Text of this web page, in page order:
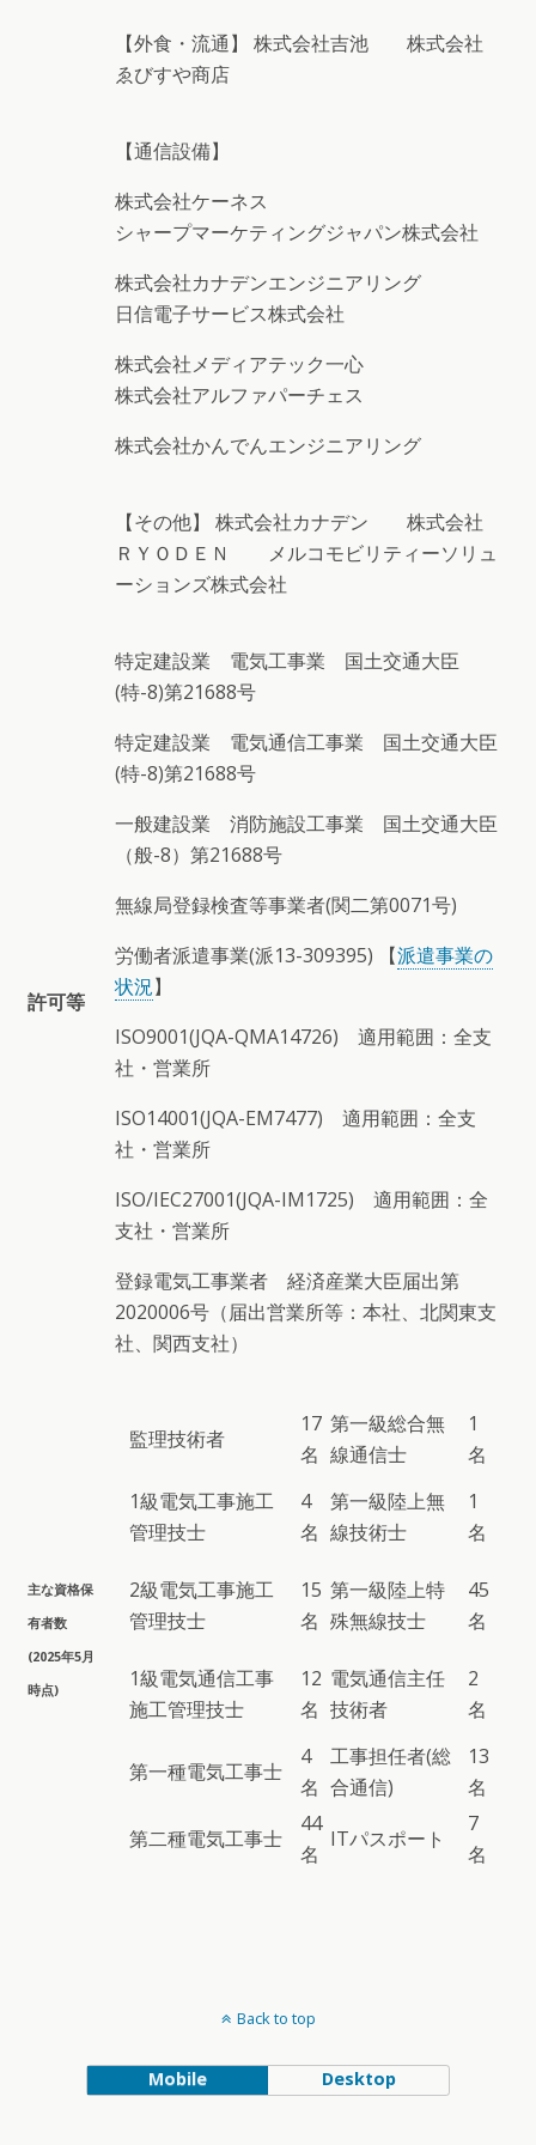
【外食・流通】 株式会社吉池 株式会社
ゑびすや商店
【通信設備】
株式会社ケーネス
シャープマーケティングジャパン株式会社
株式会社カナデンエンジニアリング
日信電子サービス株式会社
株式会社メディアテック一心
株式会社アルファパーチェス
株式会社かんでんエンジニアリング
【その他】 株式会社カナデン 株式会社
ＲＹＯＤＥＮ メルコモビリティーソリュ
ーションズ株式会社
許可等
特定建設業 電気工事業 国土交通大臣
(特-8)第21688号
特定建設業 電気通信工事業 国土交通大臣
(特-8)第21688号
一般建設業 消防施設工事業 国土交通大臣
（般-8）第21688号
無線局登録検査等事業者(関二第0071号)
労働者派遣事業(派13-309395) 【派遣事業の
状況】
ISO9001(JQA-QMA14726) 適用範囲：全支
社・営業所
ISO14001(JQA-EM7477) 適用範囲：全支
社・営業所
ISO/IEC27001(JQA-IM1725) 適用範囲：全
支社・営業所
登録電気工事業者 経済産業大臣届出第
2020006号（届出営業所等：本社、北関東支
社、関西支社）
主な資格保
有者数
(2025年5月
時点)
監理技術者
17
名
第一級総合無
線通信士
1
名
1級電気工事施工
管理技士
4
名
第一級陸上無
線技術士
1
名
2級電気工事施工
管理技士
15
名
第一級陸上特
殊無線技士
45
名
1級電気通信工事
施工管理技士
12
名
電気通信主任
技術者
2
名
第一種電気工事士
4
名
工事担任者(総
合通信)
13
名
第二種電気工事士
44
名
ITパスポート
7
名
Back to top
Mobile Desktop